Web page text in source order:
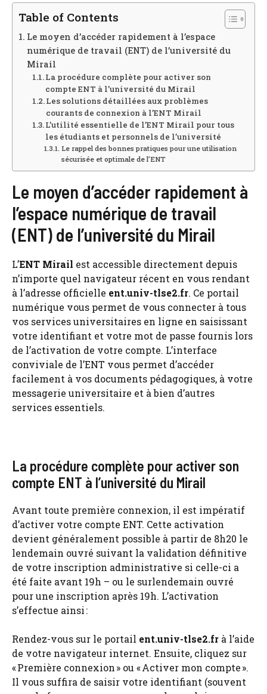
Table of Contents
Le moyen d’accéder rapidement à l’espace
numérique de travail (ENT) de l’université du
Mirail
La procédure complète pour activer son
compte ENT à l’université du Mirail
Les solutions détaillées aux problèmes
courants de connexion à l’ENT Mirail
L’utilité essentielle de l’ENT Mirail pour tous
les étudiants et personnels de l’université
Le rappel des bonnes pratiques pour une utilisation
sécurisée et optimale de l’ENT
Le moyen d’accéder rapidement à
l’espace numérique de travail
(ENT) de l’université du Mirail
L’ENT Mirail est accessible directement depuis
n’importe quel navigateur récent en vous rendant
à l’adresse officielle ent.univ-tlse2.fr. Ce portail
numérique vous permet de vous connecter à tous
vos services universitaires en ligne en saisissant
votre identifiant et votre mot de passe fournis lors
de l’activation de votre compte. L’interface
conviviale de l’ENT vous permet d’accéder
facilement à vos documents pédagogiques, à votre
messagerie universitaire et à bien d’autres
services essentiels.
La procédure complète pour activer son
compte ENT à l’université du Mirail
Avant toute première connexion, il est impératif
d’activer votre compte ENT. Cette activation
devient généralement possible à partir de 8h20 le
lendemain ouvré suivant la validation définitive
de votre inscription administrative si celle-ci a
été faite avant 19h – ou le surlendemain ouvré
pour une inscription après 19h. L’activation
s’effectue ainsi :
Rendez-vous sur le portail ent.univ-tlse2.fr à l’aide
de votre navigateur internet. Ensuite, cliquez sur
« Première connexion » ou « Activer mon compte ».
Il vous suffira de saisir votre identifiant (souvent